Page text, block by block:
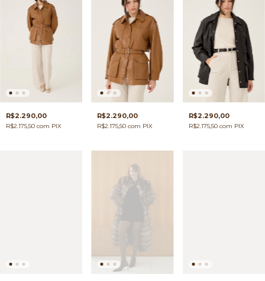
R$2.290,00
R$2.175,50 com PIX
R$2.290,00
R$2.175,50com PIX
R$2.290,00
R$2.175,50 com PIX